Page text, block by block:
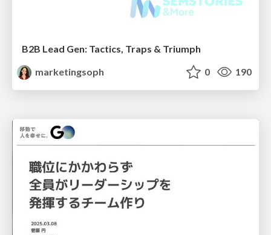
B2B Lead Gen: Tactics, Traps & Triumph
marketingsoph
0 190